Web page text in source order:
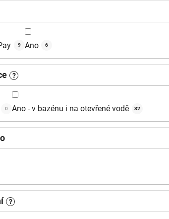
9 Ano 6
?
0 Ano - v bazénu i na otevřené vodě 32
?